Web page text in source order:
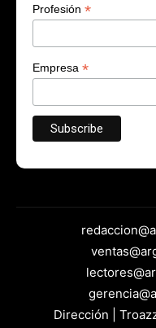
Profesión *
Empresa *
Dirección |